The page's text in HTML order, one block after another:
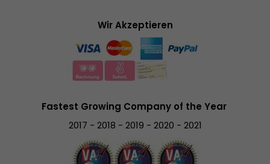
Wir Akzeptieren
Fastest Growing Company of the Year
2017 - 2018 - 2019 - 2020 - 2021